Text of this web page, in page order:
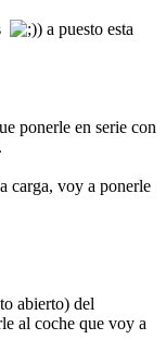
) a puesto esta
ponerle en serie con
carga, voy a ponerle
abierto) del
al coche que voy a